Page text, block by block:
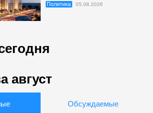
Политика 05.08.2026
август
Обсуждаемые